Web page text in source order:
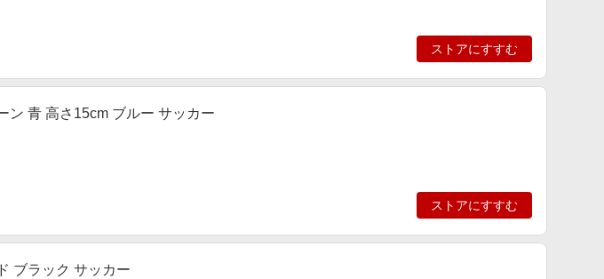
ストアにすすむ
ン 青 高さ15cm ブルー サッカー
ストアにすすむ
ブラック サッカー